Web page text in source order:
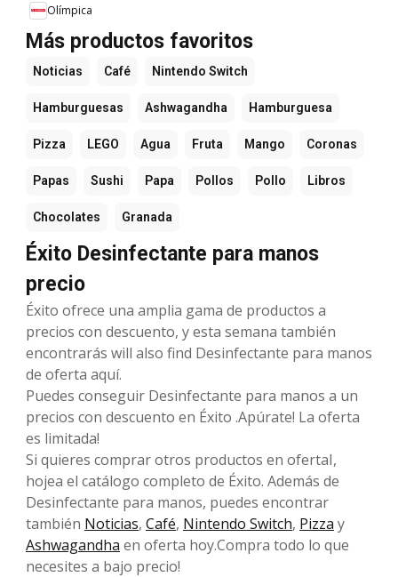
Olímpica
Más productos favoritos
Noticias Café Nintendo Switch
Hamburguesas Ashwagandha Hamburguesa
Pizza LEGO Agua Fruta Mango Coronas
Papas Sushi Papa Pollos Pollo Libros
Chocolates Granada
Éxito Desinfectante para manos
precio
Éxito ofrece una amplia gama de productos a
precios con descuento, y esta semana también
encontrarás will also find Desinfectante para manos
de oferta aquí.
Puedes conseguir Desinfectante para manos a un
precios con descuento en Éxito .Apúrate! La oferta
es limitada!
Si quieres comprar otros productos en ofertaI,
hojea el catálogo completo de Éxito. Además de
Desinfectante para manos, puedes encontrar
también Noticias, Café, Nintendo Switch, Pizza y
Ashwagandha en oferta hoy.Compra todo lo que
necesites a bajo precio!